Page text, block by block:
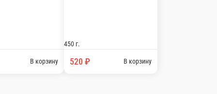
В корзину
450 г.
520 ₽ В корзину